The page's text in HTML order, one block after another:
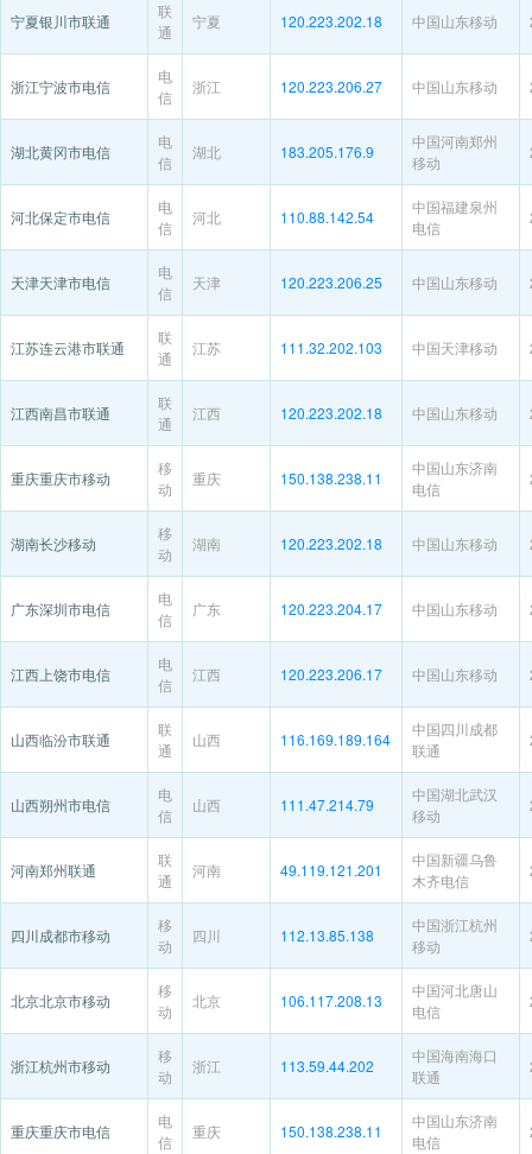
宁夏银川市联通
联
通
宁夏 120.223.202.18 中国山东移动
浙江宁波市电信
电
信
浙江 120.223.206.27 中国山东移动
湖北黄冈市电信
电
信
湖北 183.205.176.9
中国河南郑州
移动
河北保定市电信
电
信
河北 110.88.142.54
中国福建泉州
电信
天津天津市电信
电
信
天津 120.223.206.25 中国山东移动
江苏连云港市联通
联
通
江苏 111.32.202.103 中国天津移动
江西南昌市联通
联
通
江西 120.223.202.18 中国山东移动
重庆重庆市移动
移
动
重庆 150.138.238.11
中国山东济南
电信
湖南长沙移动
移
动
湖南 120.223.202.18 中国山东移动
广东深圳市电信
电
信
广东 120.223.204.17 中国山东移动
江西上饶市电信
电
信
江西 120.223.206.17 中国山东移动
山西临汾市联通
联
通
山西 116.169.189.164
中国四川成都
联通
山西朔州市电信
电
信
山西 111.47.214.79
中国湖北武汉
移动
河南郑州联通
联
通
河南 49.119.121.201
中国新疆乌鲁
木齐电信
四川成都市移动
移
动
四川 112.13.85.138
中国浙江杭州
移动
北京北京市移动
移
动
北京 106.117.208.13
中国河北唐山
电信
浙江杭州市移动
移
动
浙江 113.59.44.202
中国海南海口
联通
重庆重庆市电信
电
信
重庆 150.138.238.11
中国山东济南
电信